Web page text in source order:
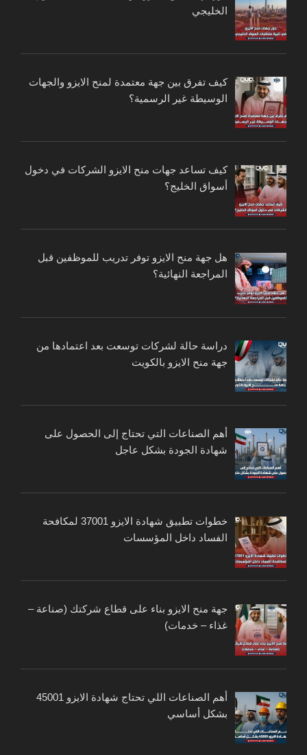
الخليجي
كيف تفرق بين جهة معتمدة لمنح الايزو والجهات
الوسيطة غير الرسمية؟
كيف تساعد جهات منح الايزو الشركات في دخول
أسواق الخليج؟
هل جهة منح الايزو توفر تدريب للموظفين قبل
المراجعة النهائية؟
دراسة حالة لشركات توسعت بعد اعتمادها من
جهة منح الايزو بالكويت
أهم الصناعات التي تحتاج إلى الحصول على
شهادة الجودة بشكل عاجل
خطوات تطبيق شهادة الايزو 37001 لمكافحة
الفساد داخل المؤسسات
جهة منح الايزو بناء على قطاع شركتك (صناعة –
غذاء – خدمات)
أهم الصناعات اللي تحتاج شهادة الايزو 45001
بشكل أساسي